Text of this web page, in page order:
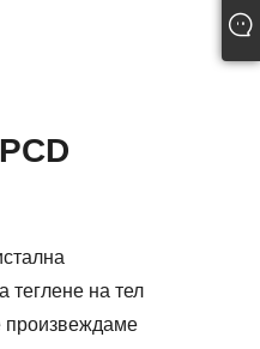
теглене на тел
произвеждаме